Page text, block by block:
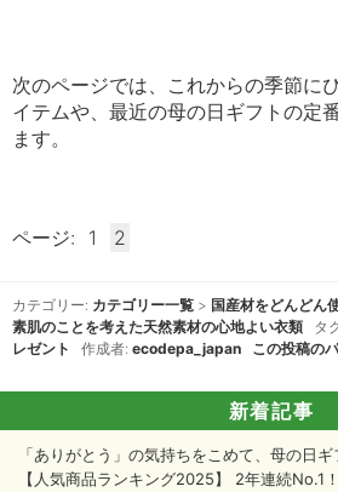
次のページでは、これからの季節に
イテムや、最近の母の日ギフトの定
ます。
ページ: 1 2
カテゴリー: カテゴリー一覧 > 国産材をどんどん
素肌のことを考えた天然素材の心地よい衣類 タ
レゼント
作成者: ecodepa_japan この投稿の
新着記事
「ありがとう」の気持ちをこめて、母の日
【人気商品ランキング2025】 2年連続